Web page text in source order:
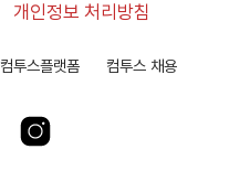
개인정보 처리방침
컴투스플랫폼 컴투스 채용